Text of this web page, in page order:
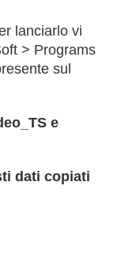
lanciarlo vi
> Programs
sul
e
dati copiati